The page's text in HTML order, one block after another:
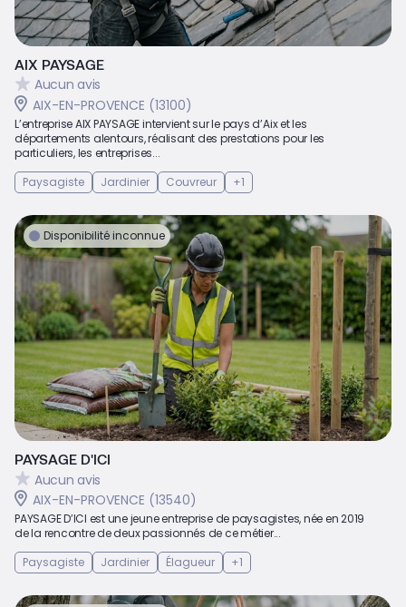
AIX PAYSAGE
Aucun avis
AIX-EN-PROVENCE (13100)
L’entreprise AIX PAYSAGE intervient sur le pays d’Aix et les
départements alentours, réalisant des prestations pour les
particuliers, les entreprises...
Paysagiste
Jardinier Couvreur +1
Disponibilité inconnue
PAYSAGE D'ICI
Aucun avis
AIX-EN-PROVENCE (13540)
PAYSAGE D’ICI est une jeune entreprise de paysagistes, née en 2019
de la rencontre de deux passionnés de ce métier...
Paysagiste
Jardinier Élagueur +1